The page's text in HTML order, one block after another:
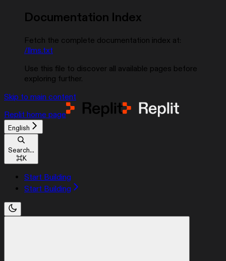
Documentation Index
Fetch the complete documentation index at:
/llms.txt
Use this file to discover all available pages before
exploring further.
Skip to main content
Replit home page
English
Search...
⌘K
Start Building
Start Building